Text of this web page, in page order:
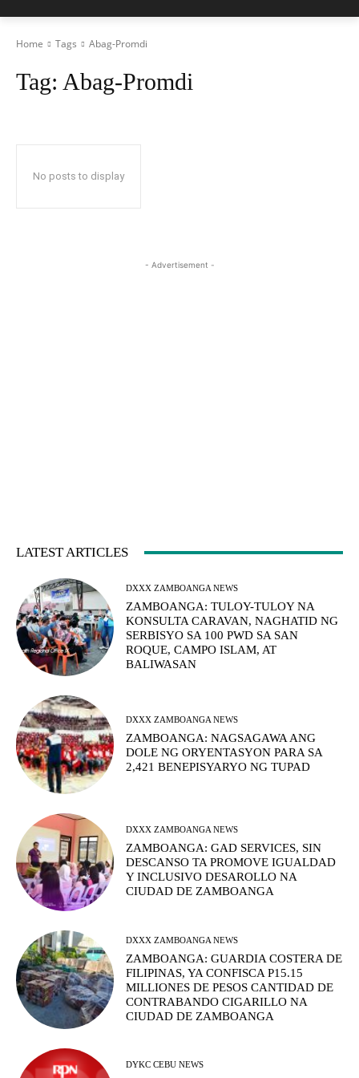
Home Tags Abag-Promdi
Tag: Abag-Promdi
No posts to display
- Advertisement -
LATEST ARTICLES
DXXX ZAMBOANGA NEWS
ZAMBOANGA: TULOY-TULOY NA
KONSULTA CARAVAN, NAGHATID NG
SERBISYO SA 100 PWD SA SAN
ROQUE, CAMPO ISLAM, AT
BALIWASAN
DXXX ZAMBOANGA NEWS
ZAMBOANGA: NAGSAGAWA ANG
DOLE NG ORYENTASYON PARA SA
2,421 BENEPISYARYO NG TUPAD
DXXX ZAMBOANGA NEWS
ZAMBOANGA: GAD SERVICES, SIN
DESCANSO TA PROMOVE IGUALDAD
Y INCLUSIVO DESAROLLO NA
CIUDAD DE ZAMBOANGA
DXXX ZAMBOANGA NEWS
ZAMBOANGA: GUARDIA COSTERA DE
FILIPINAS, YA CONFISCA P15.15
MILLIONES DE PESOS CANTIDAD DE
CONTRABANDO CIGARILLO NA
CIUDAD DE ZAMBOANGA
DYKC CEBU NEWS